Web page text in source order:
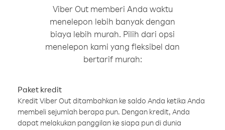
Viber Out memberi Anda waktu
menelepon lebih banyak dengan
biaya lebih murah. Pilih dari opsi
menelepon kami yang fleksibel dan
bertarif murah:
Paket kredit
Kredit Viber Out ditambahkan ke saldo Anda ketika Anda
membeli sejumlah berapa pun. Dengan kredit, Anda
dapat melakukan panggilan ke siapa pun di dunia